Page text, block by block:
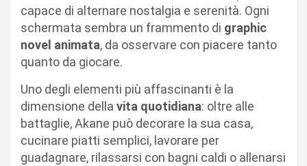
capace di alternare nostalgia e serenità. Ogni
schermata sembra un frammento di graphic
novel animata, da osservare con piacere tanto
quanto da giocare.
Uno degli elementi più affascinanti è la
dimensione della vita quotidiana: oltre alle
battaglie, Akane può decorare la sua casa,
cucinare piatti semplici, lavorare per
guadagnare, rilassarsi con bagni caldi o allenarsi